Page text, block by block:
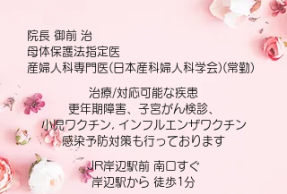
院長 御前 治
母体保護法指定医
産婦人科専門医(日本産科婦人科学会)(常勤)
治療/対応可能な疾患
更年期障害、子宮がん検診、
小児ワクチン, インフルエンザワクチン
感染予防対策も行っております
JR岸辺駅前 南口すぐ
岸辺駅から 徒歩1分